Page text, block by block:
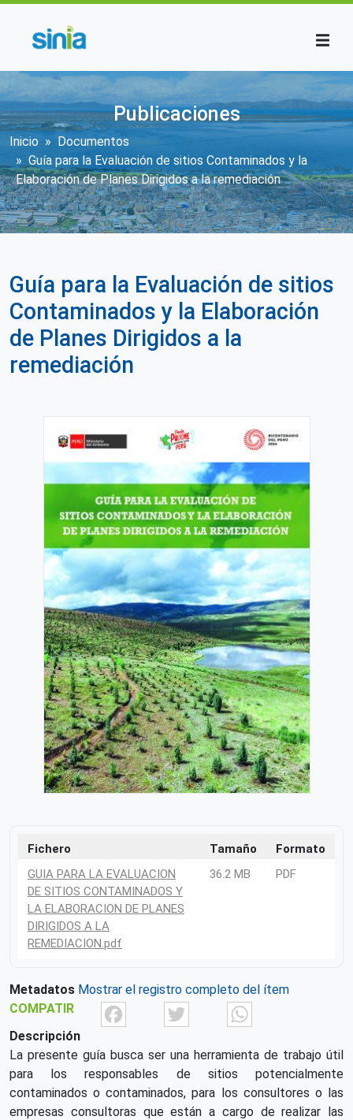
Publicaciones
Sobrescribir enlaces de ayuda a la
Inicio
Documentos
Guía para la Evaluación de sitios Contaminados y la
Elaboración de Planes Dirigidos a la remediación
Guía para la Evaluación de sitios
Contaminados y la Elaboración
de Planes Dirigidos a la
remediación
Fichero Tamaño
Formato
GUIA PARA LA EVALUACION
DE SITIOS CONTAMINADOS Y
LA ELABORACION DE PLANES
DIRIGIDOS A LA
REMEDIACION.pdf
36.2 MB PDF
Metadatos Mostrar el registro completo del ítem
COMPATIR
FacebookTwitter
Descripción
La presente guía busca ser una herramienta de trabajo útil
para los responsables de sitios potencialmente
contaminados o contaminados, para los consultores o las
empresas consultoras que están a cargo de realizar las